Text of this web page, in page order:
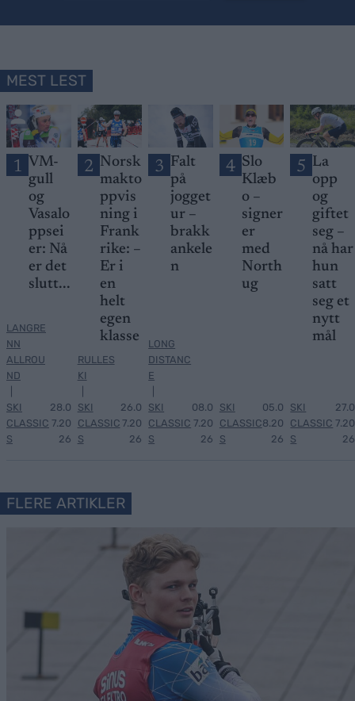
MEST LEST
1 VM-
gull
og
Vasalo
ppsei
er: Nå
er det
slutt...
LANGRE
NN
ALLROU
ND
SKI
CLASSIC
S
28.0
7.20
26
2 Norsk
makto
ppvis
ning i
Frank
rike: –
Er i
en
helt
egen
klasse
RULLES
KI
SKI
CLASSIC
S
26.0
7.20
26
3 Falt
på
jogget
ur –
brakk
ankele
n
LONG
DISTANC
E
SKI
CLASSIC
S
08.0
7.20
26
4 Slo
Klæb
o –
signer
er
med
North
ug
SKI
CLASSIC
S
05.0
8.20
26
5 La
opp
og
giftet
seg –
nå har
hun
satt
seg et
nytt
mål
SKI
CLASSIC
S
27.0
7.20
26
FLERE ARTIKLER